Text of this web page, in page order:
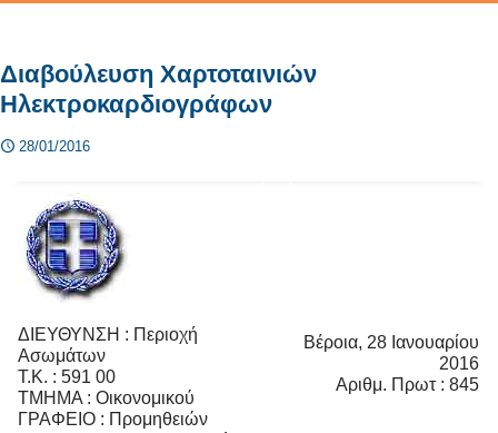
Διαβούλευση Χαρτοταινιών
Ηλεκτροκαρδιογράφων
28/01/2016
ΔΙΕΥΘΥΝΣΗ : Περιοχή
Ασωμάτων
Τ.Κ. : 591 00
ΤΜΗΜΑ : Οικονομικού
ΓΡΑΦΕΙΟ : Προμηθειών
Βέροια, 28 Ιανουαρίου
2016
Αριθμ. Πρωτ : 845